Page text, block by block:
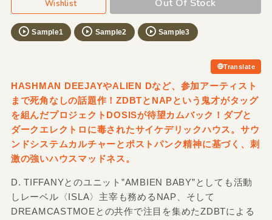
Wishlist Out Of Stock
Sample1 Sample2 Sample3
Translate
HASHMAN DEEJAYやALIEN Dなど、参加アーティスト
まで死角なしの話題作！ZDBTとNAPという鬼才がタッグ
を組んだプロジェクトDOSISが待望カムバック！ダブと
ダークエレクトロに毒されたサイケデリックハウス。サウ
ンドシステムカルチャーとポストパンク精神に基づく、刺
激の強いハウスマッドネス。
D. TIFFANYとのユニット”AMBIEN BABY”としても活動
しレーベル〈ISLA〉主宰も務めるNAP、そして
DREAMCASTMOEとの共作で注目を集めたZDBTによる